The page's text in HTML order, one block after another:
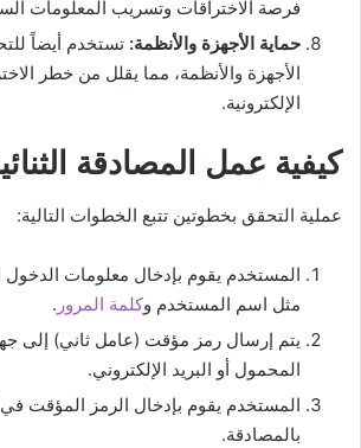
فرصة الاختراقات وتسريب المعلومات
حماية الأجهزة والأنظمة: تستخدم أيضاً
الأجهزة والأنظمة، مما يقلل من خطر
الإلكترونية.
كيفية عمل المصادقة
عملية التحقق بخطوتين تتبع الخطوات التالية:
المستخدم يقوم بإدخال معلومات الدخول
مثل اسم المستخدم وكلمة المرور .
يتم إرسال رمز مؤقت (عامل ثاني) إلى
المحمول أو البريد الإلكتروني.
المستخدم يقوم بإدخال الرمز المؤقت
بالمصادقة.